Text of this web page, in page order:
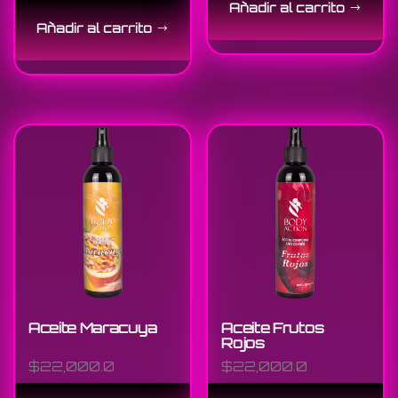
Añadir al carrito
Añadir al carrito
Aceite Maracuya
$22,000.0
Aceite Frutos
Rojos
$22,000.0